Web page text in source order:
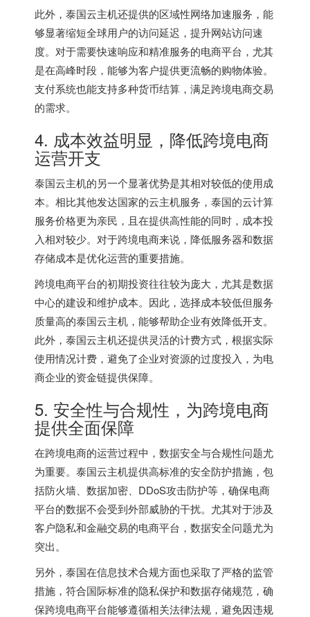
此外，泰国云主机还提供的区域性网络加速服务，能
够显著缩短全球用户的访问延迟，提升网站访问速
度。对于需要快速响应和精准服务的电商平台，尤其
是在高峰时段，能够为客户提供更流畅的购物体验。
支付系统也能支持多种货币结算，满足跨境电商交易
的需求。
4. 成本效益明显，降低跨境电商
运营开支
泰国云主机的另一个显著优势是其相对较低的使用成
本。相比其他发达国家的云主机服务，泰国的云计算
服务价格更为亲民，且在提供高性能的同时，成本投
入相对较少。对于跨境电商来说，降低服务器和数据
存储成本是优化运营的重要措施。
跨境电商平台的初期投资往往较为庞大，尤其是数据
中心的建设和维护成本。因此，选择成本较低但服务
质量高的泰国云主机，能够帮助企业有效降低开支。
此外，泰国云主机还提供灵活的计费方式，根据实际
使用情况计费，避免了企业对资源的过度投入，为电
商企业的资金链提供保障。
5. 安全性与合规性，为跨境电商
提供全面保障
在跨境电商的运营过程中，数据安全与合规性问题尤
为重要。泰国云主机提供高标准的安全防护措施，包
括防火墙、数据加密、DDoS攻击防护等，确保电商
平台的数据不会受到外部威胁的干扰。尤其对于涉及
客户隐私和金融交易的电商平台，数据安全问题尤为
突出。
另外，泰国在信息技术合规方面也采取了严格的监管
措施，符合国际标准的隐私保护和数据存储规范，确
保跨境电商平台能够遵循相关法律法规，避免因违规